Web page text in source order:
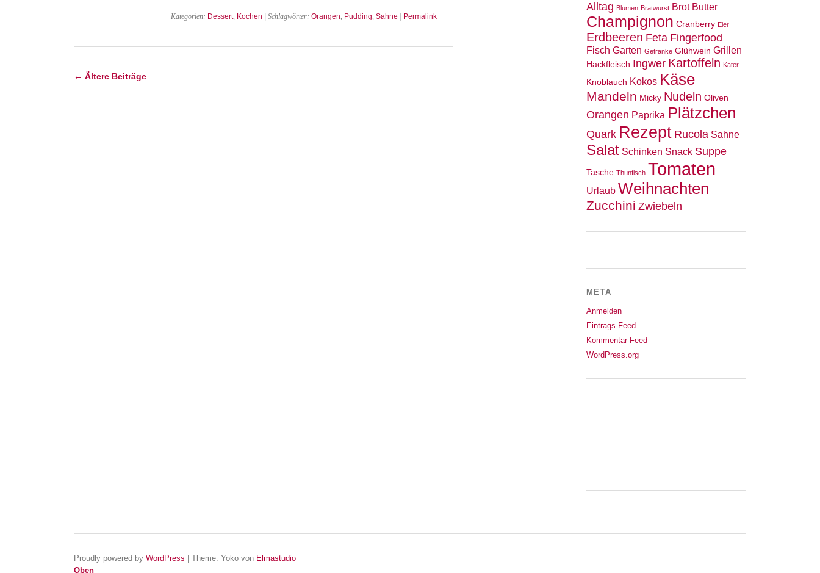
Kategorien: Dessert, Kochen | Schlagwörter: Orangen, Pudding, Sahne Permalink
← Ältere Beiträge
Alltag Blumen Bratwurst Brot Butter
Champignon Cranberry Eier
Erdbeeren Feta Fingerfood
Fisch Garten Getränke Glühwein Grillen
Hackfleisch Ingwer Kartoffeln Kater
Knoblauch Kokos Käse
Mandeln Micky Nudeln Oliven
Orangen Paprika Plätzchen
Quark Rezept Rucola Sahne
Salat Schinken Snack Suppe
Tasche Thunfisch Tomaten
Urlaub Weihnachten
Zucchini Zwiebeln
META
Anmelden
Eintrags-Feed
Kommentar-Feed
WordPress.org
Proudly powered by WordPress Theme: Yoko von Elmastudio
Oben